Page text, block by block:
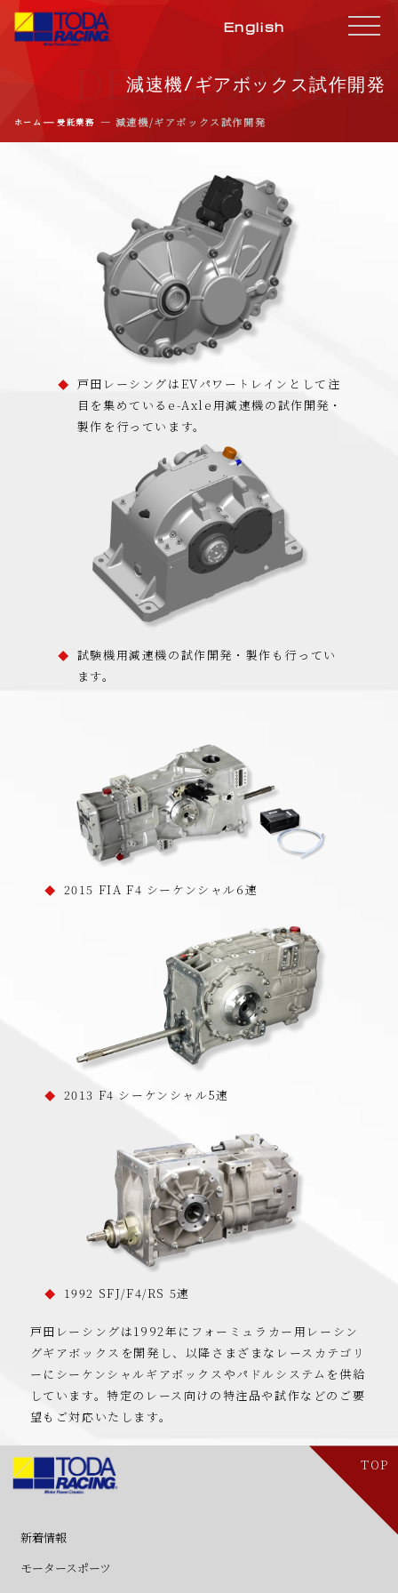
English
減速機/ギアボックス試作開発
DEVELOPMENT
ホーム ― 受託業務 ― 減速機/ギアボックス試作開発
戸田レーシングはEVパワートレインとして注
目を集めているe-Axle用減速機の試作開発・
製作を行っています。
試験機用減速機の試作開発・製作も行ってい
ます。
2015 FIA F4 シーケンシャル6速
2013 F4 シーケンシャル5速
1992 SFJ/F4/RS 5速
戸田レーシングは1992年にフォーミュラカー用レーシン
グギアボックスを開発し、以降さまざまなレースカテゴリ
ーにシーケンシャルギアボックスやパドルシステムを供給
しています。特定のレース向けの特注品や試作などのご要
望もご対応いたします。
新着情報
・ニュース
・新製品
モータースポーツ
TOP